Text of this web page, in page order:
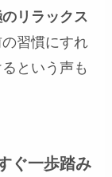
リラックス
習慣にすれ
という声も
ぐ一歩踏み